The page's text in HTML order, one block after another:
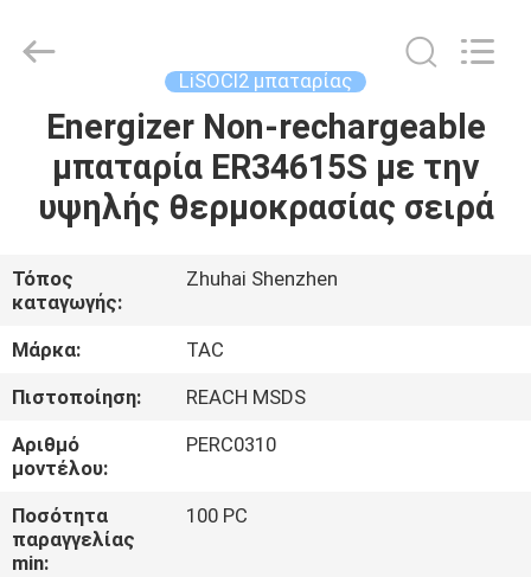
ΣΠΊΤΙ
ΠΡΟΪΌΝΤΑ
ΒΊΝΤΕΟ
ΠΕΡΊΠΟΥ
ΕΜΕΊΣ
ΓΎΡΟΣ
ΕΡΓΟΣΤΑΣΊΩΝ
Energy
Technology
Reserved.
LiSOCl2 μπαταρίας
Energizer Non-rechargeable
μπαταρία ER34615S με την
υψηλής θερμοκρασίας σειρά
Τόπος
καταγωγής:
Zhuhai Shenzhen
Μάρκα:
TAC
Πιστοποίηση:
REACH MSDS
Αριθμό
μοντέλου:
PERC0310
Ποσότητα
παραγγελίας
min:
100 PC